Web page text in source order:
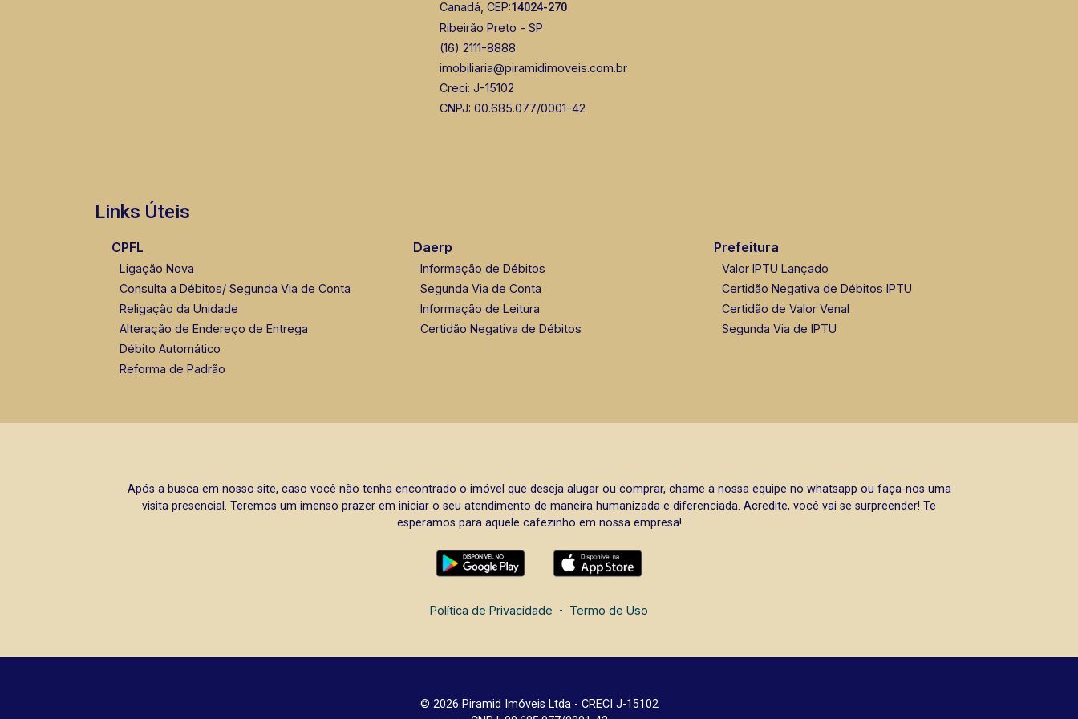
Canadá, CEP:14024-270
Ribeirão Preto - SP
(16) 2111-8888
imobiliaria@piramidimoveis.com.br
Creci: J-15102
CNPJ: 00.685.077/0001-42
Links Úteis
CPFL
Ligação Nova
Consulta a Débitos/ Segunda Via de Conta
Religação da Unidade
Alteração de Endereço de Entrega
Débito Automático
Reforma de Padrão
Daerp
Informação de Débitos
Segunda Via de Conta
Informação de Leitura
Certidão Negativa de Débitos
Prefeitura
Valor IPTU Lançado
Certidão Negativa de Débitos IPTU
Certidão de Valor Venal
Segunda Via de IPTU
Após a busca em nosso site, caso você não tenha encontrado o imóvel que deseja alugar ou comprar, chame a nossa equipe no whatsapp ou faça-nos uma
visita presencial. Teremos um imenso prazer em iniciar o seu atendimento de maneira humanizada e diferenciada. Acredite, você vai se surpreender! Te
esperamos para aquele cafezinho em nossa empresa!
Política de Privacidade - Termo de Uso
© 2026 Piramid Imóveis Ltda - CRECI J-15102